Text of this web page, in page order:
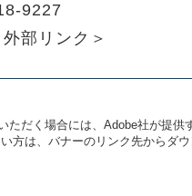
9227
外部リンク＞
ただく場合には、Adobe社が提供
方は、バナーのリンク先からダ